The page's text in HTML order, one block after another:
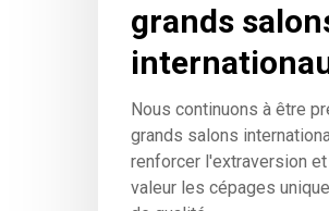
grands
Nous continuons à être
grands salons
renforcer l'extraversion
valeur les cépages